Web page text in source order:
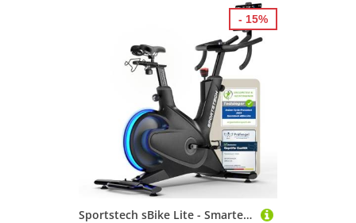
Sportstech sBike Lite - Smartes Heimtrainer Fahrrad mit LED - Deutsche Qualitätsmarke - App mit Kursen und 360° Tablet-Halterung für Full Body Workout - Ergometer, Indoor Fitnessbike (sBike Lite BL)
- 15%